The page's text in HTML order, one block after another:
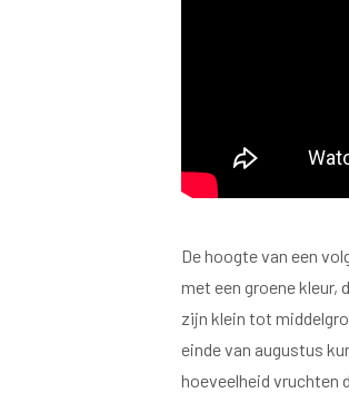
De hoogte van een
met een groene kleur,
zijn klein tot
einde van augustus
hoeveelheid vruchten